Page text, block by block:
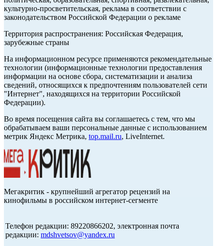
культурно-просветительская, реклама в соответствии с
законодательством Российской Федерации о рекламе
Территория распространения: Российская Федерация,
зарубежные страны
На информационном ресурсе применяются рекомендательные
технологии (информационные технологии предоставления
информации на основе сбора, систематизации и анализа
сведений, относящихся к предпочтениям пользователей сети
"Интернет", находящихся на территории Российской
Федерации).
Во время посещения сайта вы соглашаетесь с тем, что мы
обрабатываем ваши персональные данные с использованием
метрик Яндекс Метрика, top.mail.ru, LiveInternet.
Мегакритик - крупнейший агрегатор рецензий на
кинофильмы в российском интернет-сегменте
Телефон редакции: 89220866202, электронная почта
редакции: mdshvetsov@yandex.ru